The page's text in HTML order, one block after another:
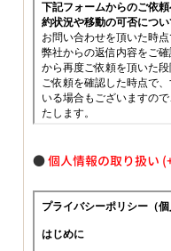
●個人情報の取り扱い